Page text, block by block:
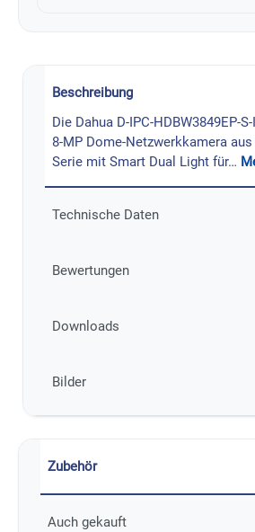
Beschreibung
Die Dahua D-IPC-HDBW3849EP-
8-MP Dome-Netzwerkkamera aus
Serie mit Smart Dual Light für…
Technische Daten
Bewertungen
Downloads
Bilder
Zubehör
Auch gekauft